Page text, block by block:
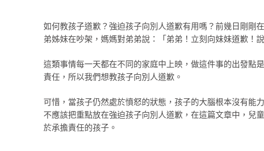
如何教孩子道歉？強迫孩子向別人道歉有用嗎？前幾日剛剛
弟姊妹在吵架，媽媽對弟弟說：「弟弟！立刻向妹妹道歉！說
這類事情每一天都在不同的家庭中上映，做這件事的出發點
責任，所以我們想教孩子向別人道歉。
可惜，當孩子仍然處於憤怒的狀態，孩子的大腦根本沒有能
不應該把重點放在強迫孩子向別人道歉，在這篇文章中，兒
於承擔責任的孩子。